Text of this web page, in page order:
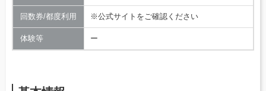
回数券/都度利用 ※公式サイトをご確認ください
体験等 ー